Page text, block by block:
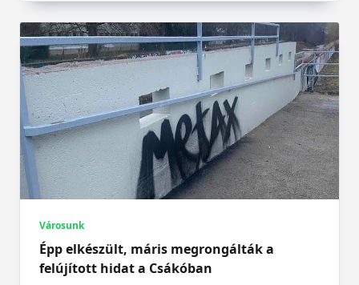
Városunk
Épp elkészült, máris megrongálták a
felújított hidat a Csákóban